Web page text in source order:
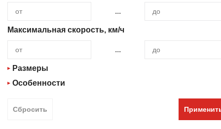
FIMI ...
Максимальная скорость, км/ч
...
Размеры
Маленький (от 10 см до 25 см)
Особенности
Сбросить